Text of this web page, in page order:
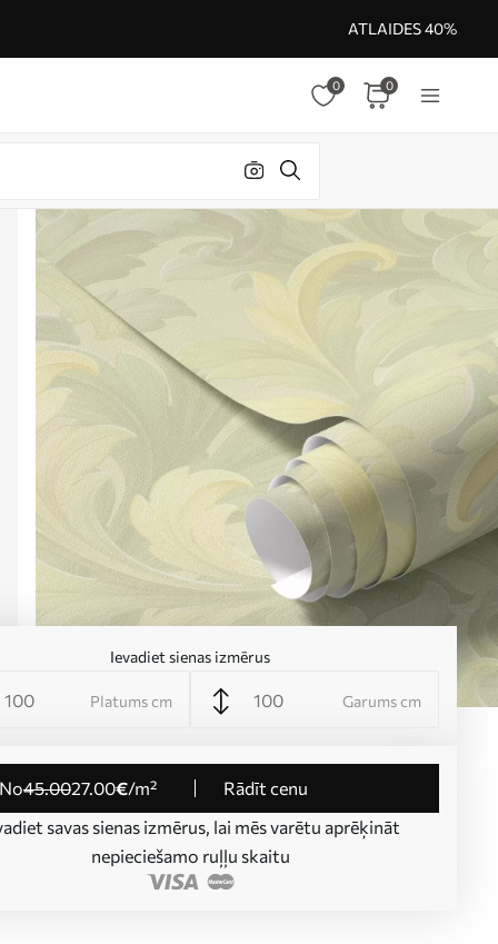
ATLAIDES 40%
0 0
Ievadiet sienas izmērus
Platums cm Garums cm
no45.0027.00€/m²
Rādīt cenu
savas sienas izmērus, lai mēs varētu aprēķināt
nepieciešamo ruļļu skaitu